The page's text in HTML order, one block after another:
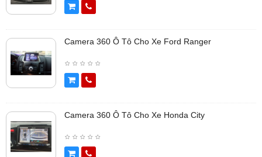
Camera 360 Ô Tô Cho Xe Ford Ranger
Camera 360 Ô Tô Cho Xe Honda City